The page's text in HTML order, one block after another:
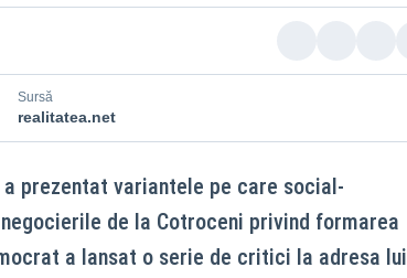
Sursă
realitatea.net
a prezentat variantele pe care social-
de la Cotroceni privind formarea
a lansat o serie de critici la adresa lui